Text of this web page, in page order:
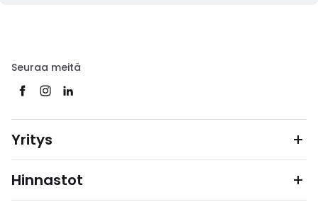
Seuraa meitä
Yritys
Hinnastot